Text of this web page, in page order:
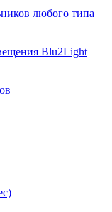
любого типа
Blu2Light